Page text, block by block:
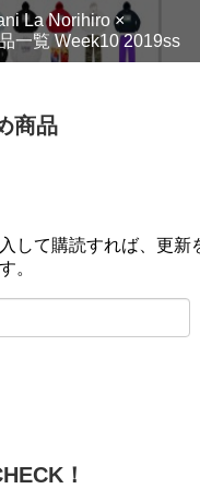
La Norihiro ×
一覧 Week10 2019ss
商品
して購読すれば、更新
。
！